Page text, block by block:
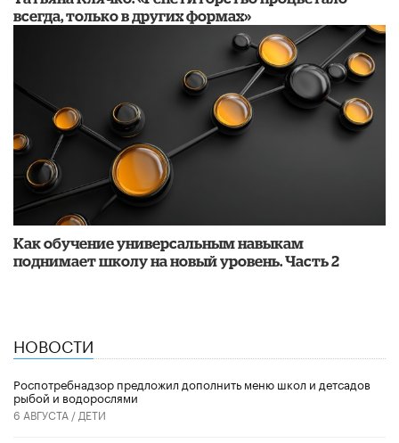
всегда, только в других формах»
​Как обучение универсальным навыкам
поднимает школу на новый уровень. Часть 2
НОВОСТИ
Роспотребнадзор предложил дополнить меню школ и детсадов
рыбой и водорослями
6 АВГУСТА / ДЕТИ